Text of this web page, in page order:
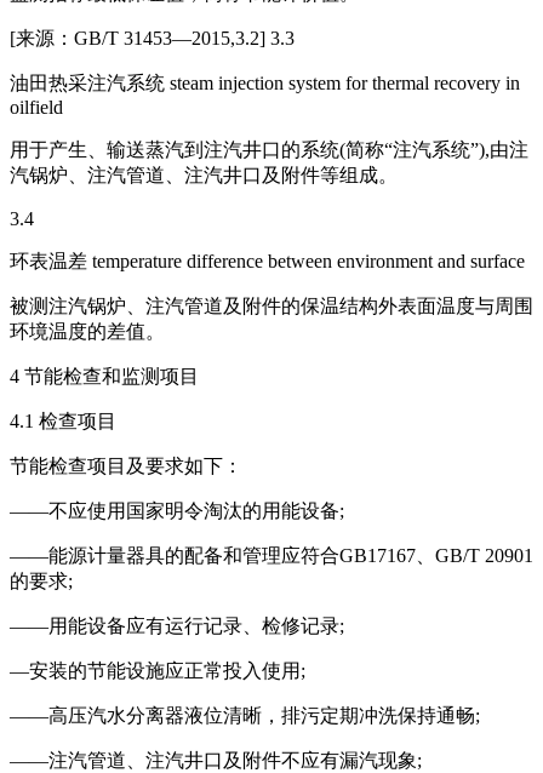
[来源：GB/T 31453—2015,3.2] 3.3
油田热采注汽系统 steam injection system for thermal recovery in
oilfield
用于产生、输送蒸汽到注汽井口的系统(简称“注汽系统”),由注
汽锅炉、注汽管道、注汽井口及附件等组成。
3.4
环表温差 temperature difference between environment and surface
被测注汽锅炉、注汽管道及附件的保温结构外表面温度与周围
环境温度的差值。
4 节能检查和监测项目
4.1 检查项目
节能检查项目及要求如下：
——不应使用国家明令淘汰的用能设备;
——能源计量器具的配备和管理应符合GB17167、GB/T 20901
的要求;
——用能设备应有运行记录、检修记录;
—安装的节能设施应正常投入使用;
——高压汽水分离器液位清晰，排污定期冲洗保持通畅;
——注汽管道、注汽井口及附件不应有漏汽现象;